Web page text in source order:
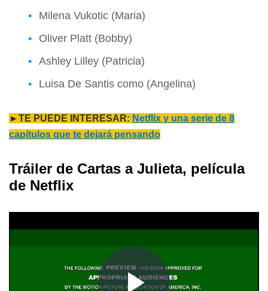
Milena Vukotic (Maria)
Oliver Platt (Bobby)
Ashley Lilley (Patricia)
Luisa De Santis como (Angelina)
►TE PUEDE INTERESAR: Netflix y una serie de 8
capítulos que te dejará pensando
Tráiler de Cartas a Julieta, película
de Netflix